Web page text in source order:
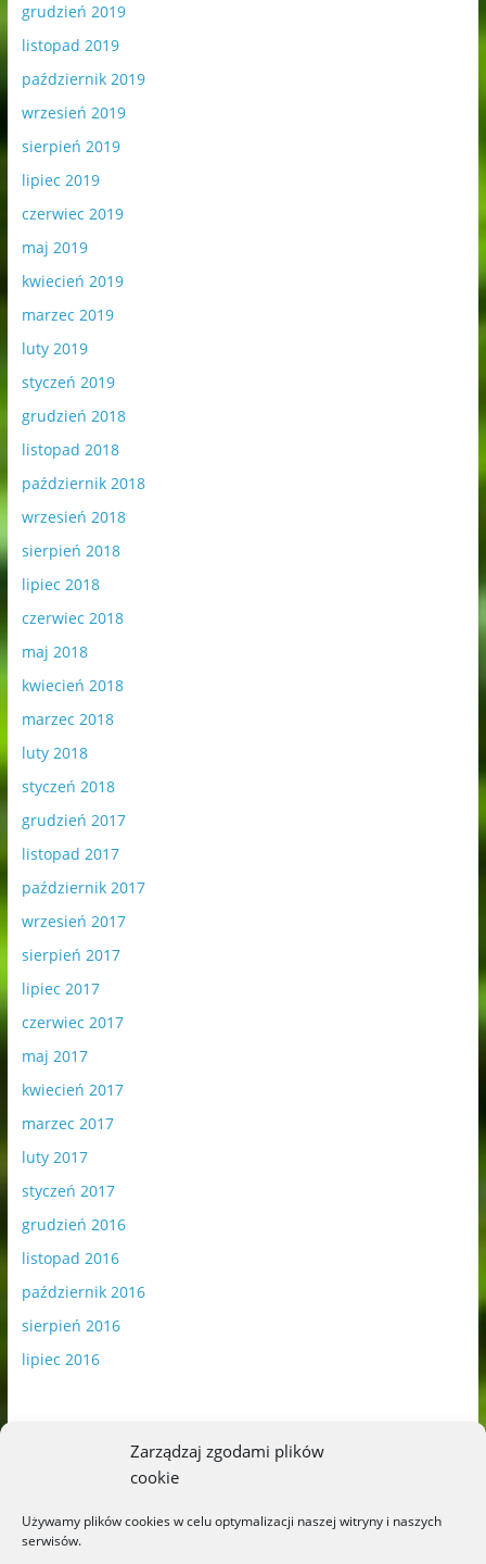
Zarządzaj zgodami plików
cookie
Używamy plików cookies w celu optymalizacji naszej witryny i naszych
serwisów.
grudzień 2019
listopad 2019
październik 2019
wrzesień 2019
sierpień 2019
lipiec 2019
czerwiec 2019
maj 2019
kwiecień 2019
marzec 2019
luty 2019
styczeń 2019
grudzień 2018
listopad 2018
październik 2018
wrzesień 2018
sierpień 2018
lipiec 2018
czerwiec 2018
maj 2018
kwiecień 2018
marzec 2018
luty 2018
styczeń 2018
grudzień 2017
listopad 2017
październik 2017
wrzesień 2017
sierpień 2017
lipiec 2017
czerwiec 2017
maj 2017
kwiecień 2017
marzec 2017
luty 2017
styczeń 2017
grudzień 2016
listopad 2016
październik 2016
sierpień 2016
lipiec 2016